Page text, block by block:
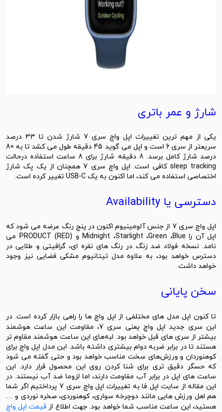
شارژ و عمر باتری
یکی از مهم ترین تغییرات اپل واچ سری 7 شارژ شدن تا 33 درصد
سریعتر از سری 6 است و اپل می گوید 45 دقیقه طول می کشد تا به 80
درصد شارژ کامل برسد. 8 دقیقه شارژ برای 8 ساعت استفاده درحالت
sleep tracking کافی است. اپل واچ سری 7 همچنان از یک پک شارژ
اختصاصی استفاده می کند، اما اکنون به یک USB-C تغییر کرده است.
دسترسی یا Availability
اپل واچ سری 7 از جنس آلومینیوم اکنون در پنج رنگ عرضه می شود که
اپل آن را Midnight ،Starlight ،Green ،Blue و PRODUCT (RED) می
نامد. نسخه فولاد ضد زنگ در رنگ های نقره ای، گرافیتی و طلایی در
دسترس خواهد بود، به علاوه مدل تیتانیوم مشکی فضایی نیز وجود
خواهد داشت.
سخن پایانی
تا کنوناپلمدل ‌های مختلفی از اپل واچ ها را راهی بازار کرده است. در
این سری جدید اپل واچ یعنی سری 7، مقاومت این ساعت هوشمند
بیشتر از سری های قبل خواهد بود. لبه‌های این ساعت هوشمند مقاوم ‌تر
هستند تا در برابر ضربه‌ دوام بیشتری داشته باشد. این مدل اپل واچ برای
کوهنوردان و ورزش‌های سخت مناسب خواهد بود و حتی گفته می شود
که حسگر دقیق ‌تری برای شنا کردن روی این محصول قرار دارد. این
ساعت ‌های اپل در برابر آب مقاومت دارند، اما لزوما ضد آب نیستند. در
این مقاله از سایت اپل فا به تغییرات اپل واچ سری 7 پرداختیم اگر شما
هم اهل ورزش هایی مانند دوچرخه سواری، کوهنوردی، صخره نوردی و …
هستید، این ساعت مناسب شما خواهد بود. جهت اطلاع از قیمت اپل واچ